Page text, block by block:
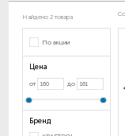
Найдено 2 товара
По акции
Цена
от до
Бренд